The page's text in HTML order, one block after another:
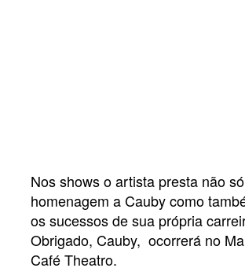
Nos shows o artista presta não só
homenagem a Cauby como
os sucessos de sua própria
Obrigado, Cauby, ocorrerá no
Café Theatro.